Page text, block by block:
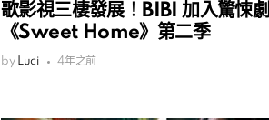
歌影視三棲發展！BIBI 加入驚悚劇
《Sweet Home》第二季
by Luci 4年之前